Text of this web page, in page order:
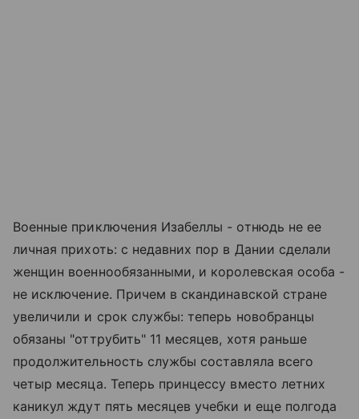
Военные приключения Изабеллы - отнюдь не ее
личная прихоть: с недавних пор в Дании сделали
женщин военнообязанными, и королевская особа -
не исключение. Причем в скандинавской стране
увеличили и срок службы: теперь новобранцы
обязаны "оттрубить" 11 месяцев, хотя раньше
продолжительность службы составляла всего
четыр месяца. Теперь принцессу вместо летних
каникул ждут пять месяцев учебки и еще полгода